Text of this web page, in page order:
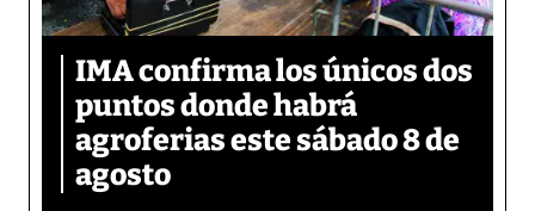
IMA confirma los únicos dos
puntos donde habrá
agroferias este sábado 8 de
agosto